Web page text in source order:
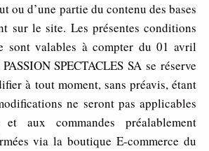
ou d’une partie du contenu des bases
sur le site. Les présentes conditions
sont valables à compter du 01 avril
SPECTACLES SA se réserve
à tout moment, sans préavis, étant
ne seront pas applicables
aux commandes préalablement
via la boutique E-commerce du